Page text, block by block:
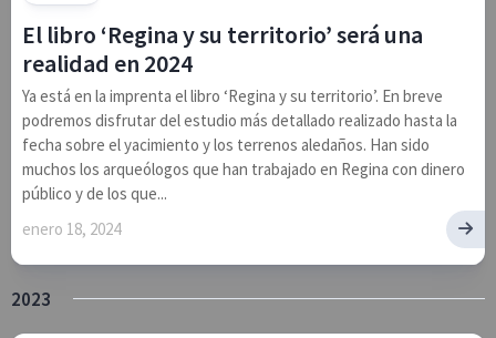
El libro ‘Regina y su territorio’ será una
realidad en 2024
Ya está en la imprenta el libro ‘Regina y su territorio’. En breve
podremos disfrutar del estudio más detallado realizado hasta la
fecha sobre el yacimiento y los terrenos aledaños. Han sido
muchos los arqueólogos que han trabajado en Regina con dinero
público y de los que...
enero 18, 2024
2023